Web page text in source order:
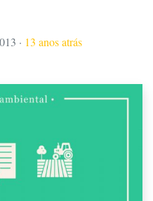
· 13 anos atrás